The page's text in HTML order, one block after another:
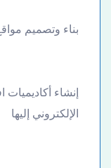
بناء وتصميم
إنشاء
الإلكتروني إليها